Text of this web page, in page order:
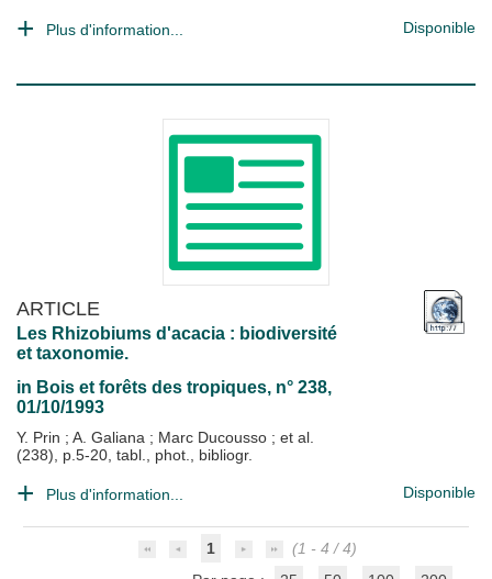
Plus d'information... Disponible
ARTICLE
Les Rhizobiums d'acacia : biodiversité
et taxonomie.
in Bois et forêts des tropiques, n° 238,
01/10/1993
Y. Prin ; A. Galiana ; Marc Ducousso ; et al.
(238), p.5-20, tabl., phot., bibliogr.
Plus d'information... Disponible
1
(1 - 4 / 4)